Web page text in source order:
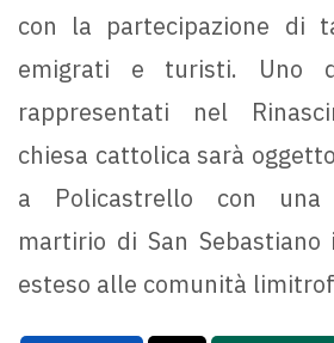
con la partecipazione di
emigrati e turisti. Uno
rappresentati nel
chiesa cattolica sarà
a Policastrello con una
martirio di San
esteso alle comunità